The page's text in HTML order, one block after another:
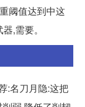
阈值达到中这
,需要。
:名刀月隐:这把